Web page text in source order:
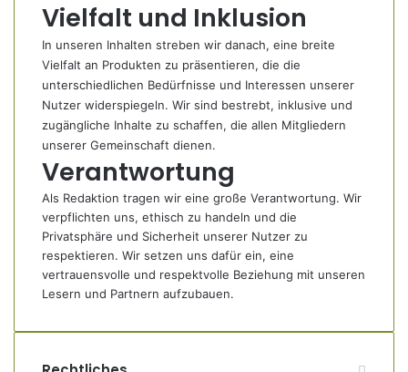
Vielfalt und Inklusion
In unseren Inhalten streben wir danach, eine breite
Vielfalt an Produkten zu präsentieren, die die
unterschiedlichen Bedürfnisse und Interessen unserer
Nutzer widerspiegeln. Wir sind bestrebt, inklusive und
zugängliche Inhalte zu schaffen, die allen Mitgliedern
unserer Gemeinschaft dienen.
Verantwortung
Als Redaktion tragen wir eine große Verantwortung. Wir
verpflichten uns, ethisch zu handeln und die
Privatsphäre und Sicherheit unserer Nutzer zu
respektieren. Wir setzen uns dafür ein, eine
vertrauensvolle und respektvolle Beziehung mit unseren
Lesern und Partnern aufzubauen.